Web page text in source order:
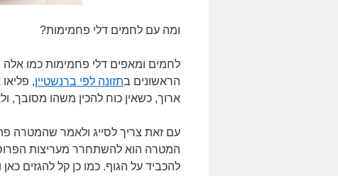
ומה עם לחמים דלי פחמימות?
לחמים ומאפים דלי פחמימות כמו אלה
הראשונים בתזונה לפי ברנשטיין,
ארוך, כשאין כוח להכין משהו מסובך,
עם זאת צריך לסייג ולאמר שהמטרה
המטרה הוא להשתחרר מעריצות
להכביד על הגוף. כמו כן קל להגזים כאן